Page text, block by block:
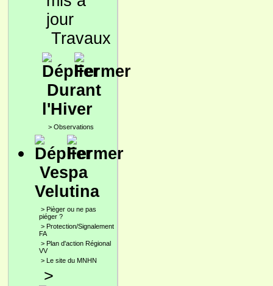
Travaux
Durant
l'Hiver
> Observations
Vespa
Velutina
> Pièger ou ne pas
piéger ?
> Protection/Signalement
FA
> Plan d'action Régional
VV
> Le site du MNHN
>